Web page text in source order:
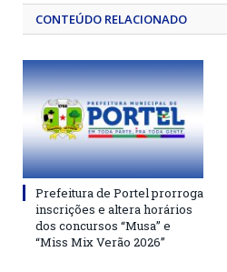
CONTEÚDO RELACIONADO
Prefeitura de Portel prorroga
inscrições e altera horários
dos concursos “Musa” e
“Miss Mix Verão 2026”